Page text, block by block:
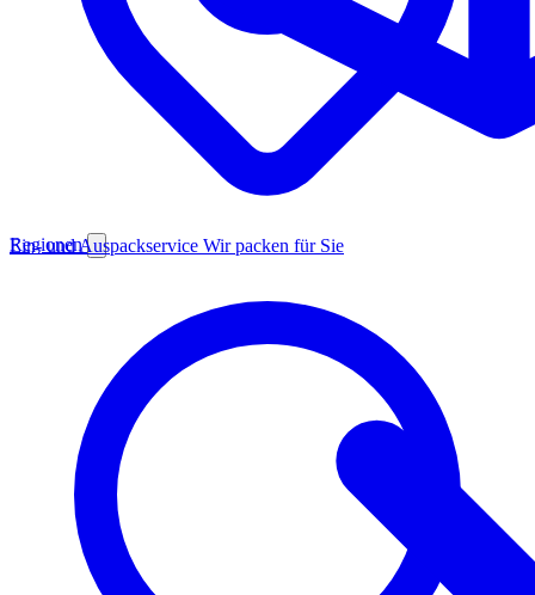
Ein- und Auspackservice Wir packen für Sie
Regionen